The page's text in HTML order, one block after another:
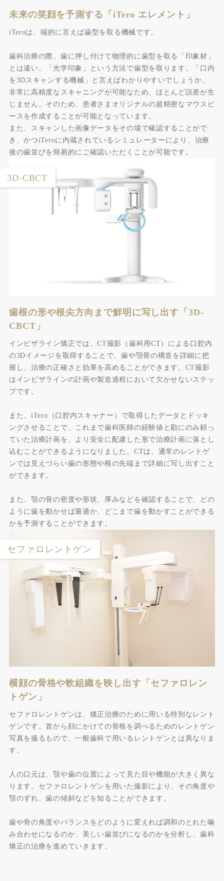
未来の笑顔を予測する「iTero エレメント」
iTeroは、端的に言えば歯型を取る機械です。
歯科治療の際、歯に押し付けて物理的に歯型を取る「印象材」
とは違い、「光学印象」という方法で歯型を取ります。「口内
を3Dスキャンする機械」と言えばわかりやすいでしょうか。
非常に高精度なスキャニングが可能なため、ほとんど誤差が生
じません。そのため、患者さまオリジナルの超精密なマウスピ
ースを作成することが可能となっています。
また、スキャンした画像データをその場で確認することがで
き、かつiTeroに内蔵されているシミュレーターにより、治療
後の歯並びを簡易的にご確認いただくことが可能です。
3D-CBCT
歯根の形や根尖方向まで鮮明に写し出す「3D-
CBCT」
インビザライン矯正では、CT撮影（歯科用CT）による口腔内
の3Dイメージを取得することで、歯や顎骨の構造を詳細に把
握し、治療の正確さと効果を高めることができます。CT撮影
はインビザラインの計画や製造過程において欠かせないステッ
プです。
また、iTero（口腔内スキャナー）で取得したデータとドッキ
ングさせることで、これまで歯科医師の経験値と勘にのみ頼っ
ていた治療計画を、より安全に配慮した形で治療計画に落とし
込むことができるようになりました。CTは、通常のレントゲ
ンでは見えづらい歯の形態や根の先端まで詳細に写し出すこと
ができます。
また、顎の骨の密度や形状、厚みなどを確認することで、どの
ように歯を動かせば最適か、どこまで歯を動かすことができる
かを予測することができます。
セファロレントゲン
横顔の骨格や軟組織を映し出す「セファロレン
トゲン」
セファロレントゲンは、矯正治療のために用いる特別なレント
ゲンです。首から顔にかけての骨格を調べるためのレントゲン
写真を撮るもので、一般歯科で用いるレントゲンとは異なりま
す。
人の口元は、顎や歯の位置によって見た目や機能が大きく異な
ります。セファロレントゲンを用いた撮影により、その角度や
顎のずれ、歯の傾斜などを知ることができます。
歯や骨の角度やバランスをどのように変えれば調和のとれた噛
み合わせになるのか、美しい歯並びになるのかを分析し、歯科
矯正の治療を進めていきます。